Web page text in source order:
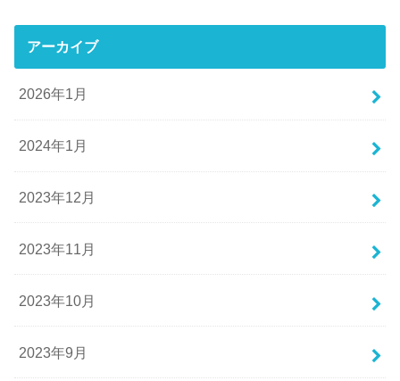
アーカイブ
2026年1月
2024年1月
2023年12月
2023年11月
2023年10月
2023年9月